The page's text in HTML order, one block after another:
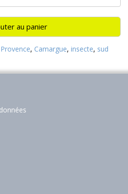
au panier
Provence, Camargue, insecte, sud